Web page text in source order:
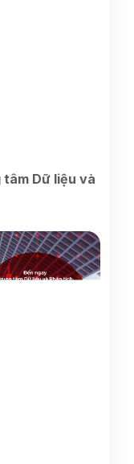
tâm Dữ liệu và